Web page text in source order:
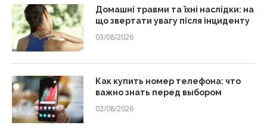
Домашні травми та їхні наслідки: на
що звертати увагу після інциденту
03/08/2026
Как купить номер телефона: что
важно знать перед выбором
02/08/2026